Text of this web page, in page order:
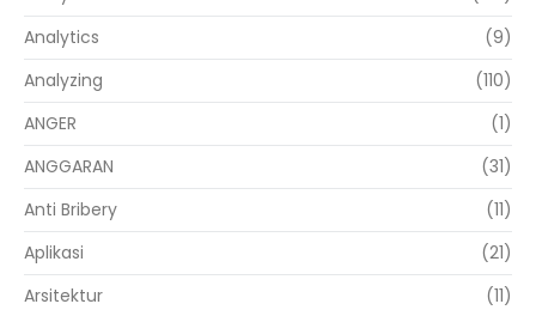
Analytics
(9)
Analyzing
(110)
ANGER
(1)
ANGGARAN
(31)
Anti Bribery
(11)
Aplikasi
(21)
Arsitektur
(11)